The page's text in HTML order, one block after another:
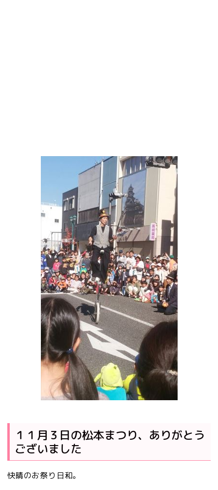
１１月３日の松本まつり、ありがとう
ございました
快晴のお祭り日和。